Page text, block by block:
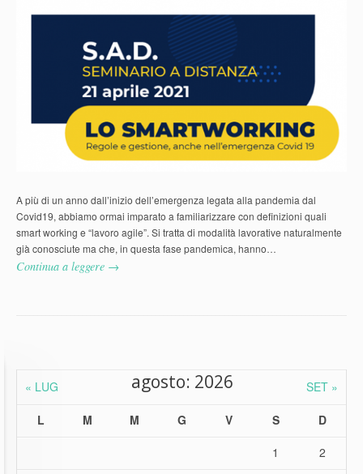
A più di un anno dall’inizio dell’emergenza legata alla pandemia dal
Covid19, abbiamo ormai imparato a familiarizzare con definizioni quali
smart working e “lavoro agile”. Si tratta di modalità lavorative naturalmente
già conosciute ma che, in questa fase pandemica, hanno…
Continua a leggere →
« LUG SET »
agosto: 2026
L M M G V S
D
1
2